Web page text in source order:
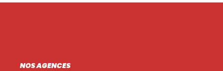
NOS AGENCES